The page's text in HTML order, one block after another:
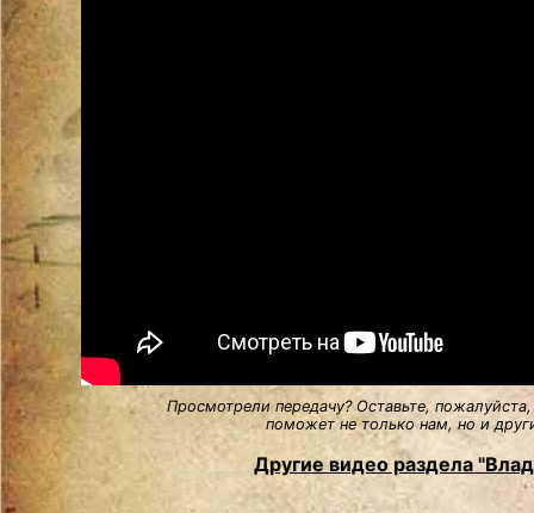
Просмотрели передачу? Оставьте,
поможет не только нам, но и
Другие видео раздела